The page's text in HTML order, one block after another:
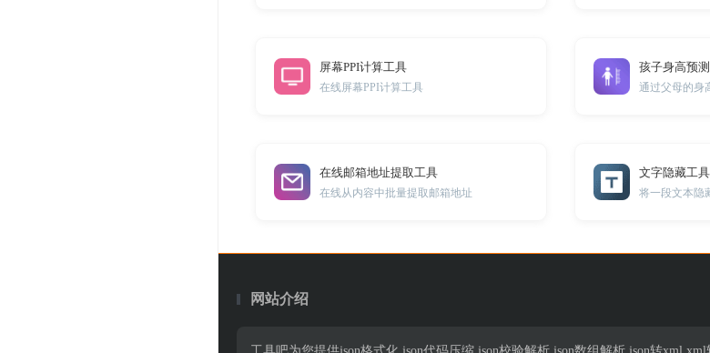
屏幕PPI计算工具
在线屏幕PPI计算工具
孩子身高预测
通过父母的身
在线邮箱地址提取工具
在线从内容中批量提取邮箱地址
文字隐藏工具
将一段文本隐
网站介绍
工具吧为您提供json格式化,json代码压缩,json校验解析,json数组解析,json转